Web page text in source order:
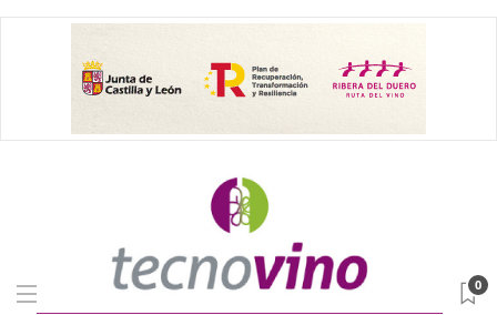
0